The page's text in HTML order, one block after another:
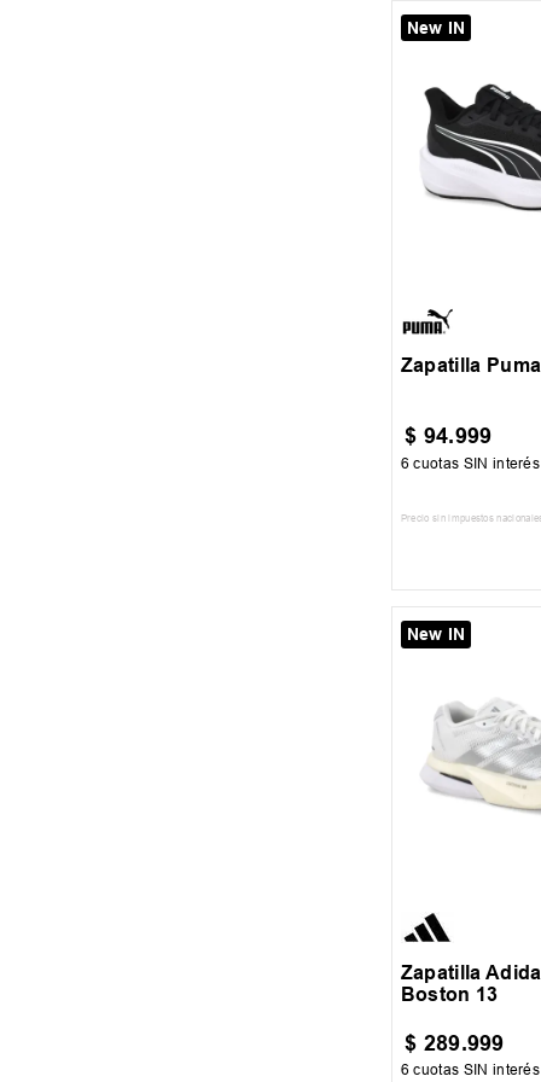
New IN
37.5
Zapatilla
$ 94.999
6 cuotas SIN
Precio sin impuestos
New IN
38
Zapatilla
Boston 13
$ 289.999
6 cuotas SIN